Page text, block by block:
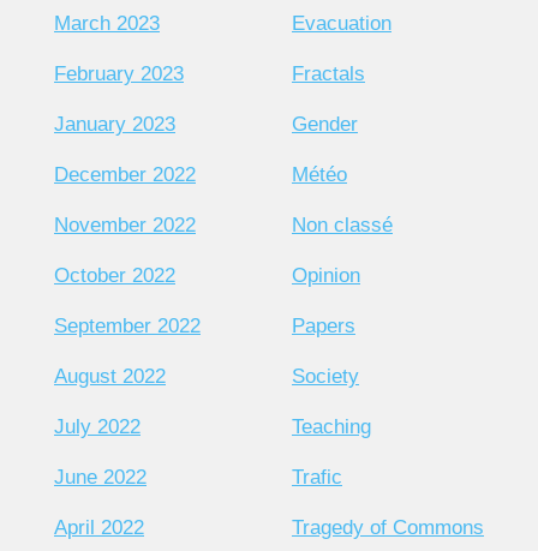
March 2023
February 2023
January 2023
December 2022
November 2022
October 2022
September 2022
August 2022
July 2022
June 2022
April 2022
Evacuation
Fractals
Gender
Météo
Non classé
Opinion
Papers
Society
Teaching
Trafic
Tragedy of Commons